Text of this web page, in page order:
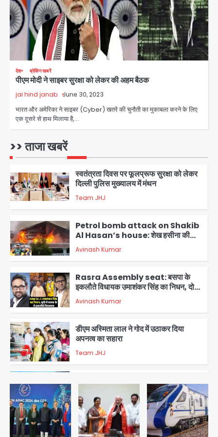
देश ब्रेकिंग खबरें
पीएम मोदी ने साइबर सुरक्षा को लेकर की अहम बैठक
jai hind janab June 30, 2023
भारत और अमेरिका ने साइबर (Cyber) खतरे की चुनौती का मुकाबला करने के लिए
एक दूसरे से हाथ मिलाया है,…
>> ताजा खबरें
पेट्रोल बम से हमला
Rasra Assembly seat: बसपा के
इकलौते विधायक उमाशंकर सिंह का निधन, दो
साल से कैंसर से जूझ रहे थे
Avinash Kumar
अपनत्व का सहारा
Team JHJ
1
आॅपरेशन विस्टा 1.0: वीजा शर्तों का उल्लंघन
करने वाले 11 बांग्लादेशी नागरिक सेंट्रल जिला
2
स्वतंत्रता दिवस पर फूलप्रूफ सुरक्षा को लेकर
दिल्ली पुलिस मुख्यालय में मंथन
Team JHJ
3
Petrol bomb attack on Shakib
Al Hasan’s house: शेख हसीना की
वर्चुअल प्रेस कॉन्फ्रेंस में जुड़ने पर भड़का
गुस्सा, शाकिब अल हसन के मगुरा स्थित घर पर
पेट्रोल बम से हमला
Avinash Kumar
4
Rasra Assembly seat: बसपा के
इकलौते विधायक उमाशंकर सिंह का निधन, दो
साल से कैंसर से जूझ रहे थे
Avinash Kumar
5
डीएम अस्मिता लाल ने गोद में उठाकर दिया
अपनत्व का सहारा
Team JHJ
1
करने वाले 11 बांग्लादेशी नागरिक सेंट्रल जिला
पुलिस के हत्थे चढ़े
Team JHJ
स्वतंत्रता दिवस पर फूलप्रूफ सुरक्षा को लेकर